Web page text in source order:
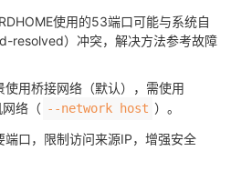
使用的53端口可能与系统自
resolved）冲突，解决方法参考故障
使用桥接网络（默认），需使用
络（ --network host ）。
端口，限制访问来源IP，增强安全